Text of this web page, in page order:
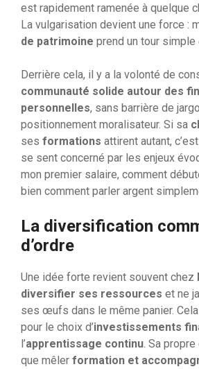
est rapidement ramenée à quelque
La vulgarisation devient une force :
de patrimoine prend un tour simple
Derrière cela, il y a la volonté de
communauté solide autour des
personnelles, sans barrière de
positionnement moralisateur. Si sa
ses formations attirent autant,
se sent concerné par les enjeux
mon premier salaire, comment
bien comment parler argent
La diversification
d’ordre
Une idée forte revient souvent chez
diversifier ses ressources et ne
ses œufs dans le même panier.
pour le choix d’investissements
l’apprentissage continu . Sa
que mêler formation et